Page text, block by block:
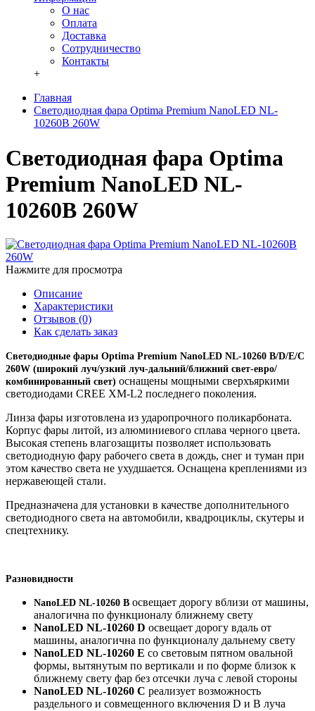
О нас
Оплата
Доставка
Сотрудничество
Контакты
+
Главная
Светодиодная фара Optima Premium NanoLED NL-
10260B 260W
Светодиодная фара Optima
Premium NanoLED NL-
10260B 260W
Нажмите для просмотра
Описание
Характеристики
Отзывов (0)
Как сделать заказ
Светодиодные фары Optima Premium NanoLED NL-10260 B/D/E/C
260W (широкий луч/узкий луч-дальний/ближний свет-евро/
комбинированный свет) оснащены мощными сверхъяркими
светодиодами CREE XM-L2 последнего поколения.
Линза фары изготовлена из ударопрочного поликарбоната.
Корпус фары литой, из алюминиевого сплава черного цвета.
Высокая степень влагозащиты позволяет использовать
светодиодную фару рабочего света в дождь, снег и туман при
этом качество света не ухудшается. Оснащена креплениями из
нержавеющей стали.
Предназначена для установки в качестве дополнительного
светодиодного света на автомобили, квадроциклы, скутеры и
спецтехнику.
Разновидности
NanoLED NL-10260 B освещает дорогу вблизи от машины,
аналогична по функционалу ближнему свету
NanoLED NL-10260 D освещает дорогу вдаль от
машины, аналогична по функционалу дальнему свету
NanoLED NL-10260 E со световым пятном овальной
формы, вытянутым по вертикали и по форме близок к
ближнему свету фар без отсечки луча с левой стороны
NanoLED NL-10260 C реализует возможность
раздельного и совмещенного включения D и B луча